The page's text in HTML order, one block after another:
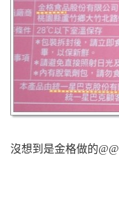
沒想到是金格做的@@